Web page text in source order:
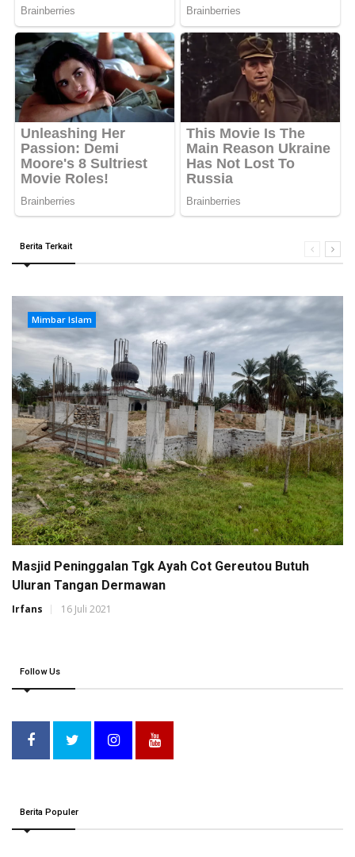
Berita Terkait
Mimbar Islam
Masjid Peninggalan Tgk Ayah Cot Gereutou Butuh
Uluran Tangan Dermawan
Irfans 16 Juli 2021
Follow Us
Berita Populer